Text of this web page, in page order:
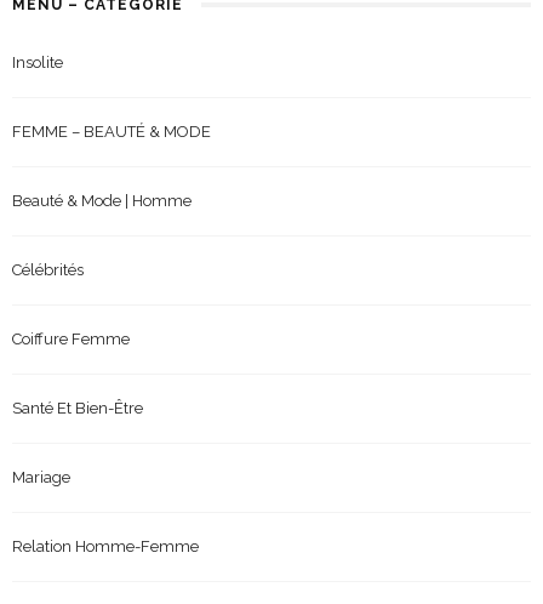
MENU – CATEGORIE
Insolite
FEMME – BEAUTÉ & MODE
Beauté & Mode | Homme
Célébrités
Coiffure Femme
Santé Et Bien-Être
Mariage
Relation Homme-Femme